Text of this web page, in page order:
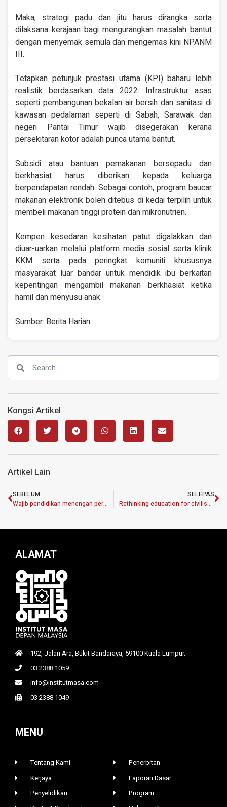
Maka, strategi padu dan jitu harus dirangka serta
dilaksana kerajaan bagi mengurangkan masalah bantut
dengan menyemak semula dan mengemas kini NPANM
III.
Tetapkan petunjuk prestasi utama (KPI) baharu lebih
realistik berdasarkan data 2022. Infrastruktur asas
seperti pembangunan bekalan air bersih dan sanitasi di
kawasan pedalaman seperti di Sabah, Sarawak dan
negeri Pantai Timur wajib disegerakan kerana
persekitaran kotor adalah punca utama bantut.
Subsidi atau bantuan pemakanan bersepadu dan
berkhasiat harus diberikan kepada keluarga
berpendapatan rendah. Sebagai contoh, program baucar
makanan elektronik boleh ditebus di kedai terpilih untuk
membeli makanan tinggi protein dan mikronutrien.
Kempen kesedaran kesihatan patut digalakkan dan
diuar-uarkan melalui platform media sosial serta klinik
KKM serta pada peringkat komuniti khususnya
masyarakat luar bandar untuk mendidik ibu berkaitan
kepentingan mengambil makanan berkhasiat ketika
hamil dan menyusu anak.
Sumber: Berita Harian
Kongsi Artikel
Artikel Lain
SEBELUM
Wajib pendidikan menengah perluas peluang ubah nasib hidup
SELEPAS
Rethinking education for civilisational understanding and justice
ALAMAT
192, Jalan Ara, Bukit Bandaraya, 59100 Kuala Lumpur.
03 2388 1059
info@institutmasa.com
03 2388 1049
MENU
Tentang Kami
Kerjaya
Penyelidikan
Penerbitan
Laporan Dasar
Program